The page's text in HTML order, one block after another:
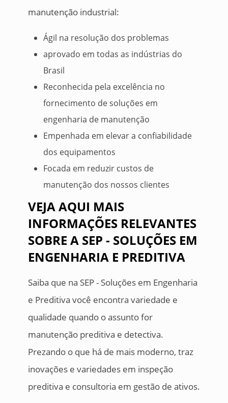
manutenção industrial:
Ágil na resolução dos problemas
aprovado em todas as indústrias do
Brasil
Reconhecida pela excelência no
fornecimento de soluções em
engenharia de manutenção
Empenhada em elevar a confiabilidade
dos equipamentos
Focada em reduzir custos de
manutenção dos nossos clientes
VEJA AQUI MAIS
INFORMAÇÕES RELEVANTES
SOBRE A SEP - SOLUÇÕES EM
ENGENHARIA E PREDITIVA
Saiba que na SEP - Soluções em Engenharia
e Preditiva você encontra variedade e
qualidade quando o assunto for
manutenção preditiva e detectiva.
Prezando o que há de mais moderno, traz
inovações e variedades em inspeção
preditiva e consultoria em gestão de ativos.